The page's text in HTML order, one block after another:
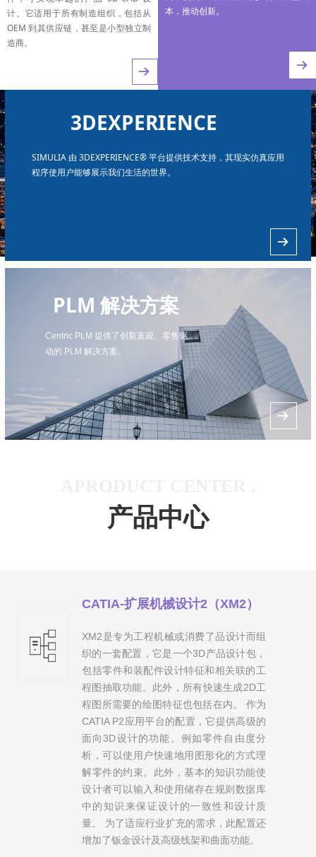
计。它适用于所有制造组织，包括从
OEM 到其供应链，甚至是小型独立制
造商。
뀠
本，推动创新。
뀠
3DEXPERIENCE
뀠
SIMULIA 由 3DEXPERIENCE® 平台提供技术支持，其现实仿真应用
程序使用户能够展示我们生活的世界。
Centric PLM 提供了创新直观、零售驱
动的 PLM 解决方案。
뀠
PLM 解决方案
CATIA-扩展机械设计2（XM2）
XM2是专为工程机械或消费了品设计而组
织的一套配置，它是一个3D产品设计包，
包括零件和装配件设计特征和相关联的工
程图抽取功能。此外，所有快速生成2D工
程图所需要的绘图特征也包括在内。 作为
CATIA P2应用平台的配置，它提供高级的
面向3D设计的功能。例如零件自由度分
析，可以使用户快速地用图形化的方式理
解零件的约束。此外，基本的知识功能使
设计者可以输入和使用储存在规则数据库
中的知识来保证设计的一致性和设计质
量。 为了适应行业扩充的需求，此配置还
增加了钣金设计及高级线架和曲面功能。
产品中心